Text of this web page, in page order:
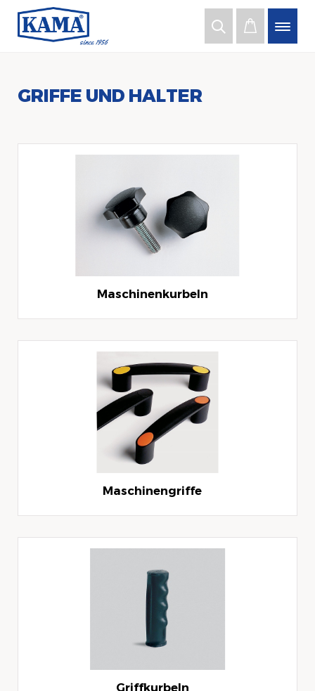
GRIFFE UND HALTER
Maschinenkurbeln
Maschinengriffe
Griffkurbeln